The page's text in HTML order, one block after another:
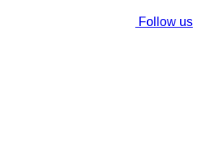
Follow us